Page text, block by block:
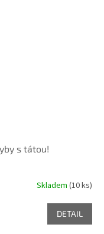
s tátou!
Skladem(10 ks)
DETAIL